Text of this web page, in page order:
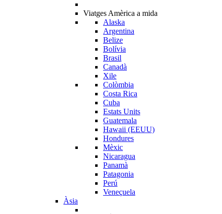
Viatges Amèrica a mida
Alaska
Argentina
Belize
Bolívia
Brasil
Canadà
Xile
Colòmbia
Costa Rica
Cuba
Estats Units
Guatemala
Hawaii (EEUU)
Hondures
Mèxic
Nicaragua
Panamà
Patagonia
Perú
Veneçuela
Àsia